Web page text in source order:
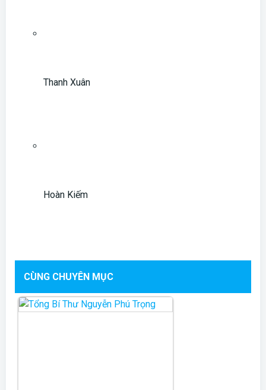
Thanh Xuân
Hoàn Kiếm
CÙNG CHUYÊN MỤC